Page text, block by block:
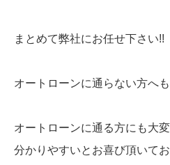
まとめて弊社にお任せ下さい!!
オートローンに通らない方へ
オートローンに通る方にも大
分かりやすいとお喜び頂いてお